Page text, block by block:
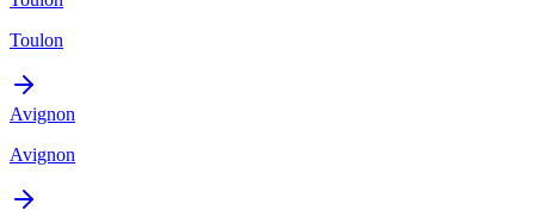
Toulon
Avignon
Avignon